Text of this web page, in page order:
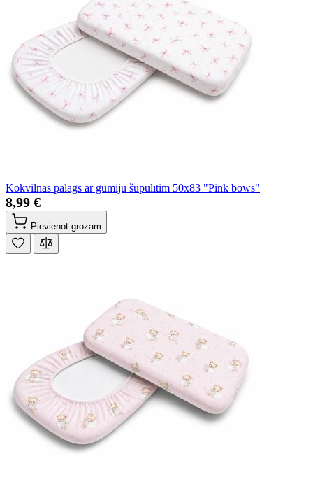
Kokvilnas palags ar gumiju šūpulītim 50x83 "Pink bows"
8,99 €
Pievienot grozam